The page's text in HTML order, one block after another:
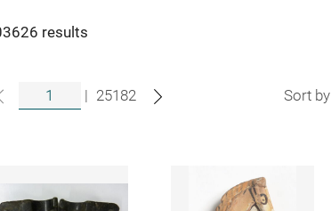
results
| 25182 Sort by